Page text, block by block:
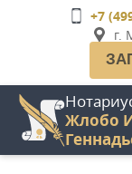
+7
г.
Жлобо